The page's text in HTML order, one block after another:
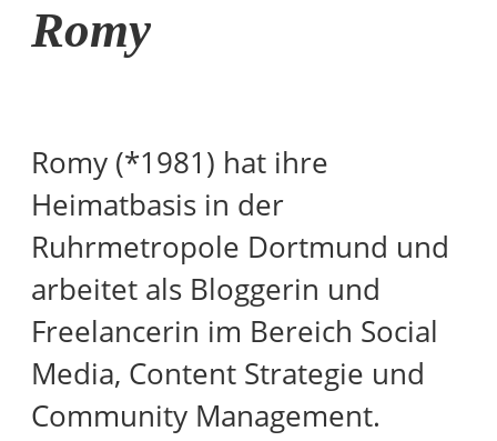
Romy
Romy (*1981) hat ihre
Heimatbasis in der
Ruhrmetropole Dortmund und
arbeitet als Bloggerin und
Freelancerin im Bereich Social
Media, Content Strategie und
Community Management.